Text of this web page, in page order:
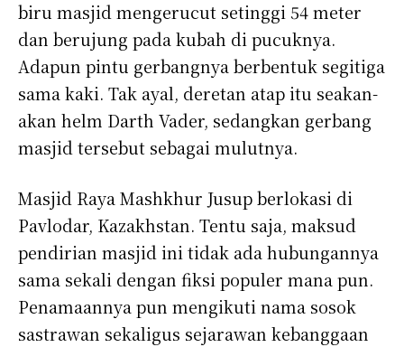
biru masjid mengerucut setinggi 54 meter
dan berujung pada kubah di pucuknya.
Adapun pintu gerbangnya berbentuk segitiga
sama kaki. Tak ayal, deretan atap itu seakan-
akan helm Darth Vader, sedangkan gerbang
masjid tersebut sebagai mulutnya.
Masjid Raya Mashkhur Jusup berlokasi di
Pavlodar, Kazakhstan. Tentu saja, maksud
pendirian masjid ini tidak ada hubungannya
sama sekali dengan fiksi populer mana pun.
Penamaannya pun mengikuti nama sosok
sastrawan sekaligus sejarawan kebanggaan